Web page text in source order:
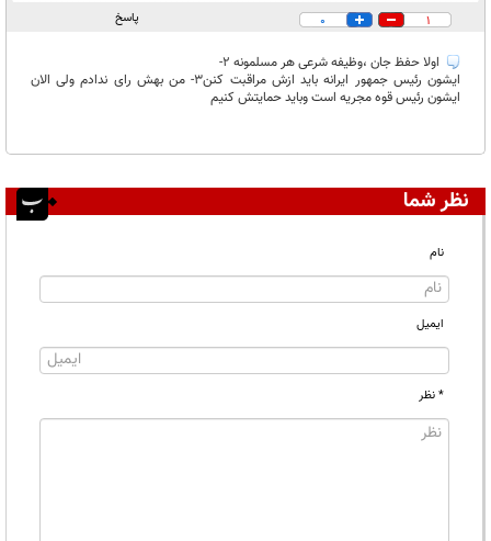
1
0 پاسخ
اولا حفظ جان ،وظیفه شرعی هر مسلمونه 2-
ایشون رئیس جمهور ایرانه باید ازش مراقبت کنن3- من بهش رای ندادم ولی الان
ایشون رئیس قوه مجریه است وباید حمایتش کنیم
نظر شما
نام
ایمیل
* نظر